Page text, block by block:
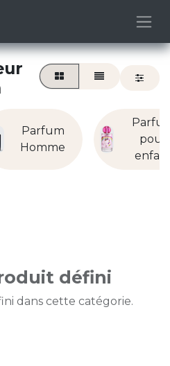
Parfum
Homme
pour
défini
dans cette catégorie.